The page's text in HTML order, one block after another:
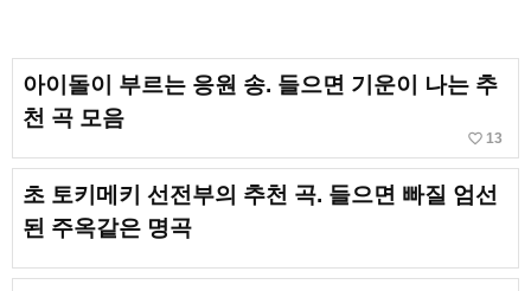
아이돌이 부르는 응원 송. 들으면 기운이 나는 추
천 곡 모음
favorite_border 13
초 토키메키 선전부의 추천 곡. 들으면 빠질 엄선
된 주옥같은 명곡